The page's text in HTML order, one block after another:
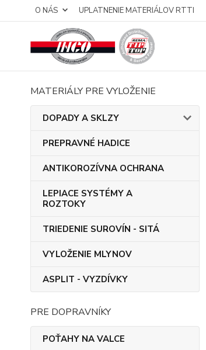
O NÁS UPLATNENIE MATERIÁLOV RTTI
MATERIÁLY PRE VYLOŽENIE
DOPADY A SKLZY
PREPRAVNÉ HADICE
ANTIKOROZÍVNA OCHRANA
LEPIACE SYSTÉMY A
ROZTOKY
TRIEDENIE SUROVÍN - SITÁ
VYLOŽENIE MLYNOV
ASPLIT - VYZDÍVKY
PRE DOPRAVNÍKY
POŤAHY NA VALCE